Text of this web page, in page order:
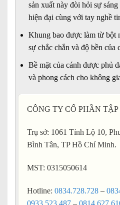
sản xuất này đòi hỏi sự
hiện đại cùng với tay nghề
Khung bao được làm từ bột
sự chắc chắn và độ bền của
Bề mặt của cánh được phủ
và phong cách cho không
CÔNG TY CỔ PHẦN
Trụ sở: 1061 Tỉnh Lộ 10,
Bình Tân, TP Hồ Chí Minh.
MST: 0315050614
Hotline: 0834.728.728 –
0933.523.487 –